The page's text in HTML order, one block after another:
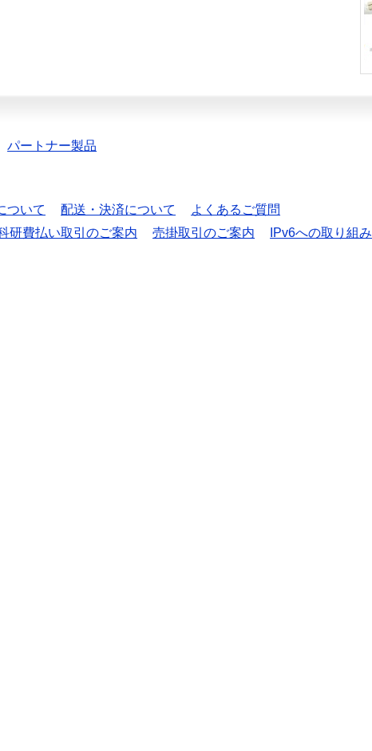
パートナー製品
ついて 配送・決済について
よくあるご質問
研費払い取引のご案内 売掛取引のご案内
IPv6への取り組み